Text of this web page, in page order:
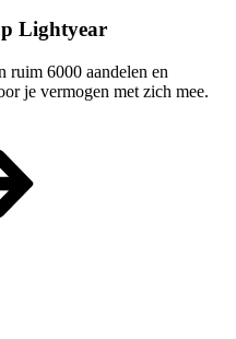
Lightyear
ruim 6000 aandelen en
je vermogen met zich mee.